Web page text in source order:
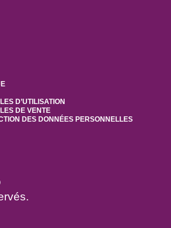
D’UTILISATION
DE VENTE
DES DONNÉES PERSONNELLES